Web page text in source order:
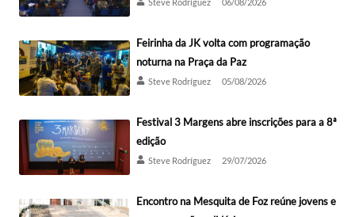
Feirinha da JK volta com programação
noturna na Praça da Paz
Steve Rodríguez 05/08/2026
Festival 3 Margens abre inscrições para a 8ª
edição
Steve Rodríguez 29/07/2026
Encontro na Mesquita de Foz reúne jovens e